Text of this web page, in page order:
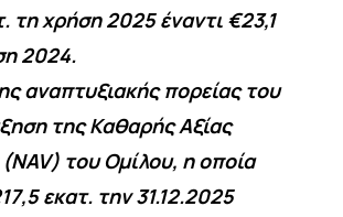
τη χρήση 2025 έναντι €23,1
2024.
αναπτυξιακής πορείας του
της Καθαρής Αξίας
του Ομίλου, η οποία
εκατ. την 31.12.2025